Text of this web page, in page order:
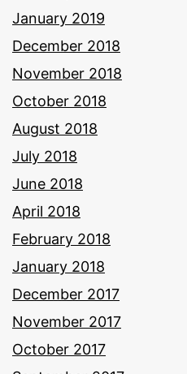
January 2019
December 2018
November 2018
October 2018
August 2018
July 2018
June 2018
April 2018
February 2018
January 2018
December 2017
November 2017
October 2017